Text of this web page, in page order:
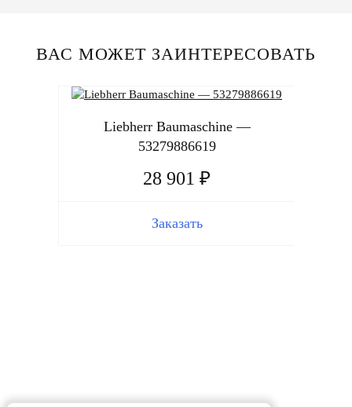
ВАС МОЖЕТ ЗАИНТЕРЕСОВАТЬ
Liebherr Baumaschine —
53279886619
28 901 ₽
Заказать